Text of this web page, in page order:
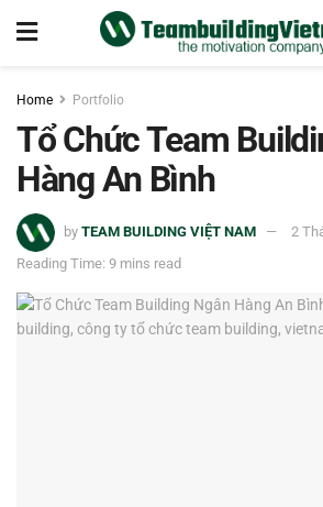
Home Portfolio
Tổ Chức Team
Hàng An Bình
by TEAM BUILDING VIỆT NAM
2
Reading Time: 9 mins read